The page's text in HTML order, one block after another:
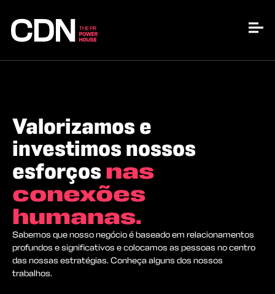
Valorizamos e
investimos nossos
esforçosnas
conexões
humanas.
Sabemos que nosso negócio é baseado em relacionamentos
profundos e significativos e colocamos as pessoas no centro
das nossas estratégias. Conheça alguns dos nossos
trabalhos.